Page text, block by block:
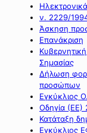
ν. 2229/
Άσκηση
Επανάκριση
Σημασίας
Δήλωση
προσώπων
Εγκύκλιος
Οδηγία (ΕΕ)
Κατάταξη
Εγκύκλιος